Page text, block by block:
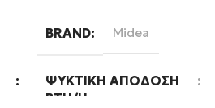
BRAND Midea
ΨΥΚΤΙΚΉ ΑΠΌΔΟΣΗ
BTU/H